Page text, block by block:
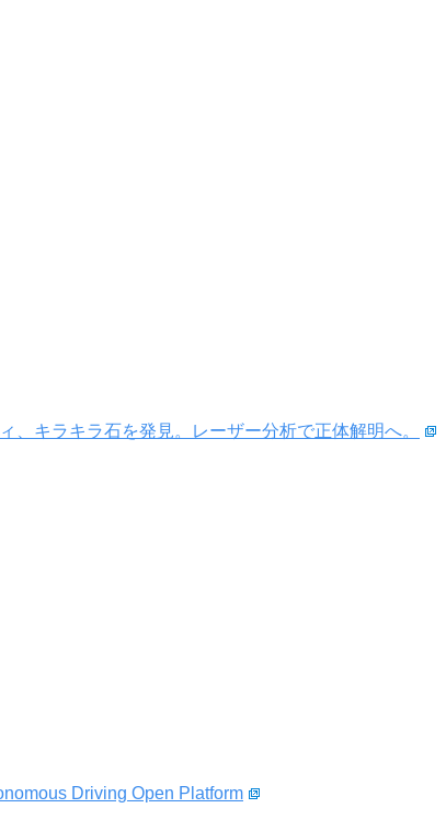
、キラキラ石を発見。レーザー分析で正体解明へ。
Driving Open Platform